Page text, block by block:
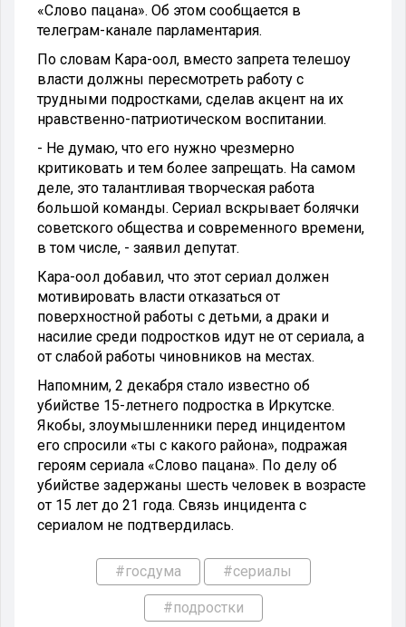
«Слово пацана». Об этом сообщается в
телеграм-канале парламентария.
По словам Кара-оол, вместо запрета телешоу
власти должны пересмотреть работу с
трудными подростками, сделав акцент на их
нравственно-патриотическом воспитании.
- Не думаю, что его нужно чрезмерно
критиковать и тем более запрещать. На самом
деле, это талантливая творческая работа
большой команды. Сериал вскрывает болячки
советского общества и современного времени,
в том числе, - заявил депутат.
Кара-оол добавил, что этот сериал должен
мотивировать власти отказаться от
поверхностной работы с детьми, а драки и
насилие среди подростков идут не от сериала, а
от слабой работы чиновников на местах.
Напомним, 2 декабря стало известно об
убийстве 15-летнего подростка в Иркутске.
Якобы, злоумышленники перед инцидентом
его спросили «ты с какого района», подражая
героям сериала «Слово пацана». По делу об
убийстве задержаны шесть человек в возрасте
от 15 лет до 21 года. Связь инцидента с
сериалом не подтвердилась.
#госдума #сериалы
#подростки